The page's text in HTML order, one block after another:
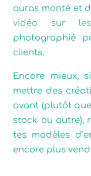
auras monté et
vidéo sur
photographié
clients.
Encore mieux,
mettre des
avant (plutôt
stock ou autre),
tes modèles
encore plus